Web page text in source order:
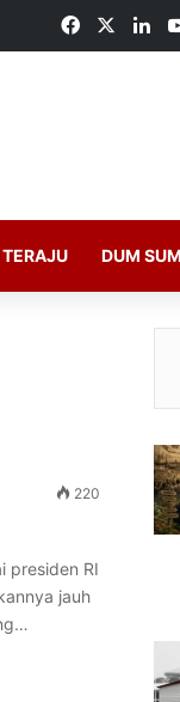
Facebook
TERAJU DUM
220
presiden RI
jauh